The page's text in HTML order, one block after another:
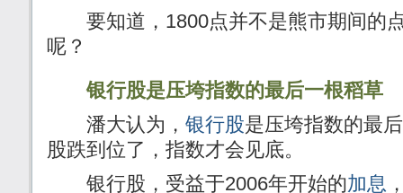
要知道，1800点并不是熊市期间的
呢？
银行股是压垮指数的最后一根稻草
潘大认为， 银行股是压垮指数的最
股跌到位了，指数才会见底。
银行股，受益于2006年开始的加息